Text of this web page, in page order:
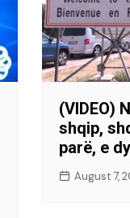
(VIDEO)
shqip,
parë, e
August 7,